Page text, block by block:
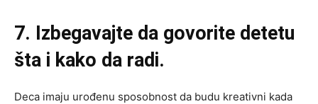
7. Izbegavajte da govorite detetu
šta i kako da radi.
Deca imaju urođenu sposobnost da budu kreativni kada